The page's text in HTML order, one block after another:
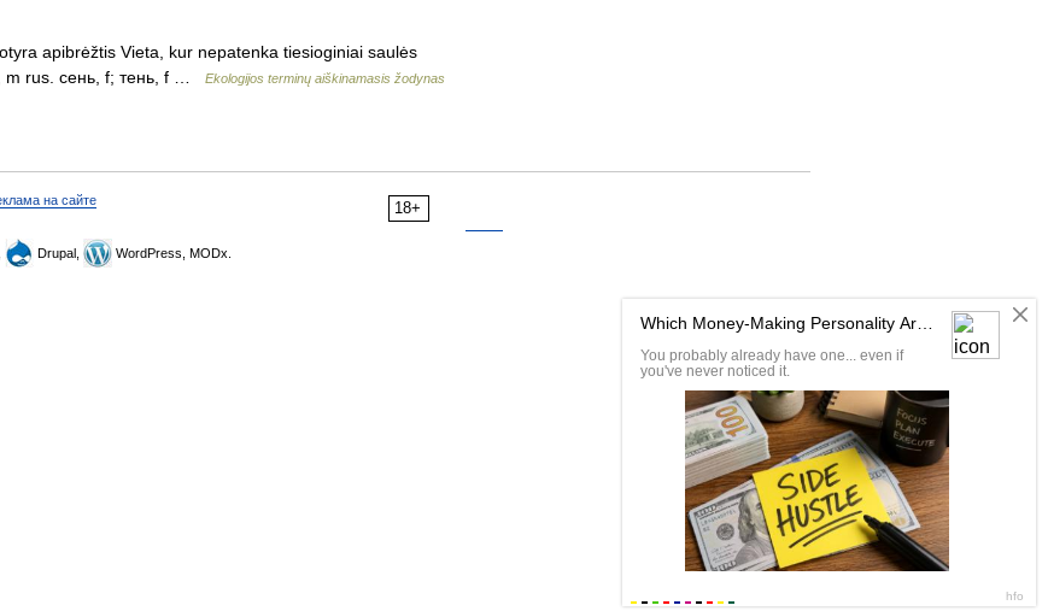
apibrėžtis Vieta, kur nepatenka tiesioginiai saulės
m rus. сень, f; тень, f …
Ekologijos terminų aiškinamasis žodynas
18+
на сайте
Drupal, WordPress, MODx.